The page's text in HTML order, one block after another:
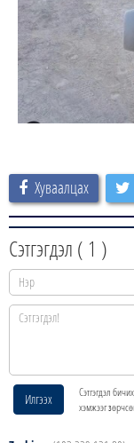
Хуваалцах
Сэтгэгдэл ( 1 )
Илгээх
Сэтгэгдэл
хэмжээг